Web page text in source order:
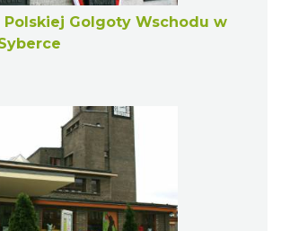
Polskiej Golgoty Wschodu w